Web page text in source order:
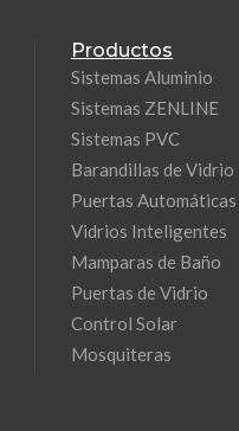
Productos
Sistemas Aluminio
Sistemas ZENLINE
Sistemas PVC
Barandillas de Vidrio
Puertas Automáticas
Vidrios Inteligentes
Mamparas de Baño
Puertas de Vidrio
Control Solar
Mosquiteras